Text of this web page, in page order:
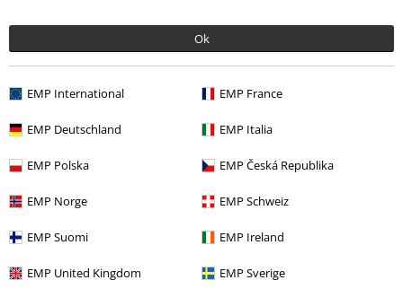
Ok
EMP International EMP France
EMP Deutschland EMP Italia
EMP Polska EMP Česká Republika
EMP Norge EMP Schweiz
EMP Suomi EMP Ireland
EMP United Kingdom EMP Sverige
Jarmila V.
63 Hodnocení
Publikováno: Úterý, 21.12.2021
Super
Super barvy, hodí se v podstatě ke všemu. Materiál - pevnější
materiál
Pomohlo Vám toto hodnocení?